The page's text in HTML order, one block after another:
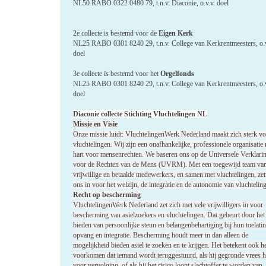
NL50 RABO 0322 0480 79, t.n.v. Diaconie, o.v.v. doel
2e collecte is bestemd voor deEigen Kerk
NL25 RABO 0301 8240 29, t.n.v. College van Kerkrentmeesters,
doel
3e collecte is bestemd voor hetOrgelfonds
NL25 RABO 0301 8240 29, t.n.v. College van Kerkrentmeesters,
doel
Diaconie collecte Stichting Vluchtelingen NL
Missie en Visie
Onze missie luidt: VluchtelingenWerk Nederland maakt zich sterk
vluchtelingen. Wij zijn een onafhankelijke, professionele organisatie
hart voor mensenrechten. We baseren ons op de Universele
voor de Rechten van de Mens (UVRM). Met een toegewijd team
vrijwillige en betaalde medewerkers, en samen met vluchtelingen,
ons in voor het welzijn, de integratie en de autonomie van
Recht op bescherming
VluchtelingenWerk Nederland zet zich met vele vrijwilligers in voor
bescherming van asielzoekers en vluchtelingen. Dat gebeurt door het
bieden van persoonlijke steun en belangenbehartiging bij hun
opvang en integratie. Bescherming houdt meer in dan alleen de
mogelijkheid bieden asiel te zoeken en te krijgen. Het betekent ook
voorkomen dat iemand wordt teruggestuurd, als hij gegronde vrees